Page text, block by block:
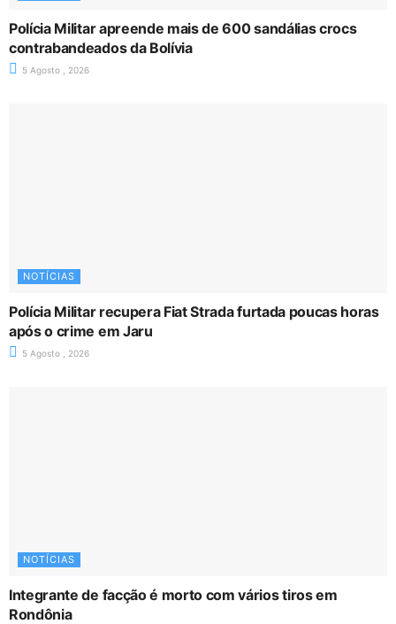
Polícia Militar apreende mais de 600 sandálias crocs
contrabandeados da Bolívia
5 Agosto , 2026
NOTÍCIAS
Polícia Militar recupera Fiat Strada furtada poucas horas
após o crime em Jaru
5 Agosto , 2026
NOTÍCIAS
Integrante de facção é morto com vários tiros em
Rondônia